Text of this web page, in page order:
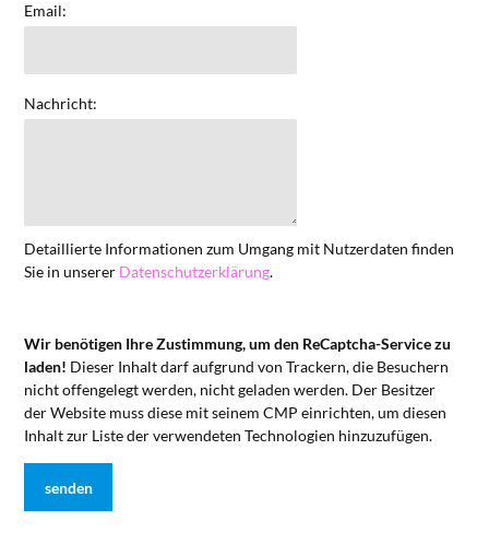
Email:
Nachricht:
Detaillierte Informationen zum Umgang mit Nutzerdaten finden
Sie in unserer Datenschutzerklärung.
Wir benötigen Ihre Zustimmung, um den ReCaptcha-Service zu
laden! Dieser Inhalt darf aufgrund von Trackern, die Besuchern
nicht offengelegt werden, nicht geladen werden. Der Besitzer
der Website muss diese mit seinem CMP einrichten, um diesen
Inhalt zur Liste der verwendeten Technologien hinzuzufügen.